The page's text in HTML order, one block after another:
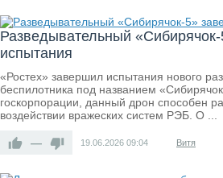
Разведывательный
испытания
«Ростех» завершил испытания нового
беспилотника под названием
госкорпорации, данный дрон способен
воздействии вражеских систем РЭБ. О ...
— 19.06.2026 09:04 Витя